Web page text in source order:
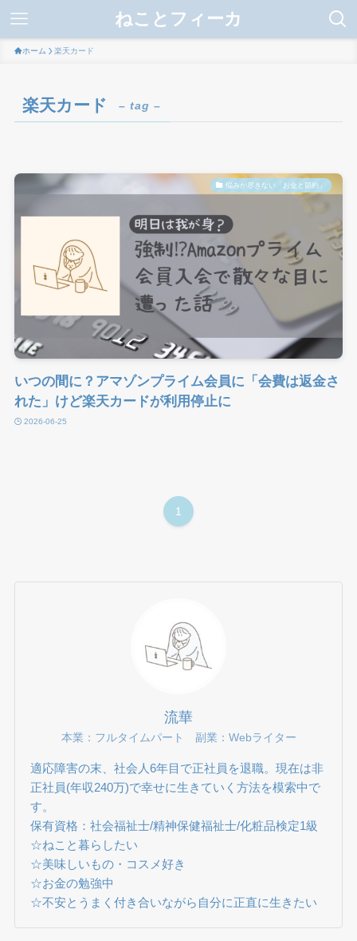
ねことフィーカ
ホーム 楽天カード
楽天カード – tag –
悩みが尽きない「お金と節約」
いつの間に？アマゾンプライム会員に「会費は返金さ
れた」けど楽天カードが利用停止に
2026-06-25
1
流華
本業：フルタイムパート 副業：Webライター
適応障害の末、社会人6年目で正社員を退職。現在は非
正社員(年収240万)で幸せに生きていく方法を模索中で
す。
保有資格：社会福祉士/精神保健福祉士/化粧品検定1級
☆ねこと暮らしたい
☆美味しいもの・コスメ好き
☆お金の勉強中
☆不安とうまく付き合いながら自分に正直に生きたい